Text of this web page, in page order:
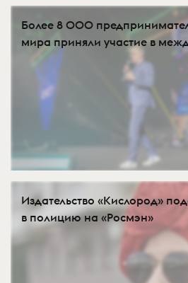
Более 8 000
мира приняли участие в
Издательство «Кислород»
в полицию на «Росмэн»